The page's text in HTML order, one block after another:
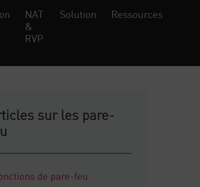
NAT
&
RVP
Solution Ressources
sur les pare-
de pare-feu